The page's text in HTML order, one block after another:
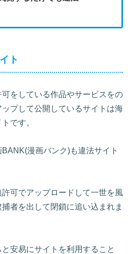
ト
をしている作品やサービスをの
プして公開しているサイトは海
です。
漫画バンク)も違法サイト
可でアップロードして一世を風
者を出して閉鎖に追い込まれま
安易にサイトを利用すること